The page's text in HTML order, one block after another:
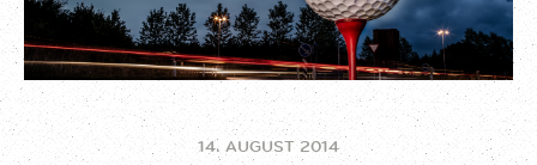
14. AUGUST 2014